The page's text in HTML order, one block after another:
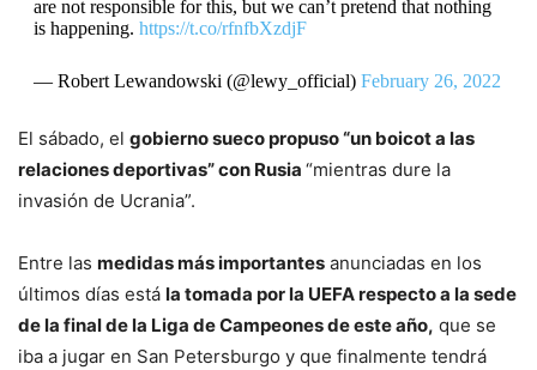
are not responsible for this, but we can’t pretend that nothing
is happening. https://t.co/rfnfbXzdjF
— Robert Lewandowski (@lewy_official) February 26, 2022
El sábado, el gobierno sueco propuso “un boicot a las
relaciones deportivas” con Rusia “mientras dure la
invasión de Ucrania”.
Entre las medidas más importantes anunciadas en los
últimos días está la tomada por la UEFA respecto a la sede
de la final de la Liga de Campeones de este año, que se
iba a jugar en San Petersburgo y que finalmente tendrá